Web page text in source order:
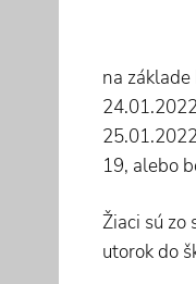
na
19, alebo
Žiaci sú
utorok do